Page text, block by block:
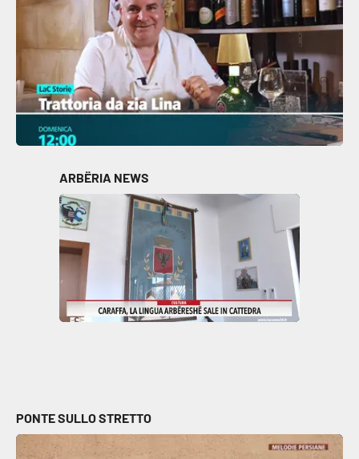
ARBËRIA NEWS
PONTE SULLO STRETTO